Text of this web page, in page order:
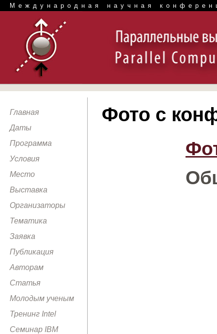
Международная научная
Главная
Даты
Программа
Условия
Место
Выставка
Организаторы
Тематика
Заявка
Публикация
Авторам
Статья
Молодым ученым
Тренинг Intel
Семинар IBM
Фото с